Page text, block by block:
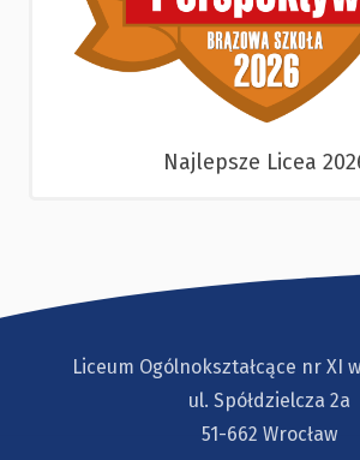
Najlepsze Licea
Liceum Ogólnokształcące nr XI
ul. Spółdzielcza 2a
51-662 Wrocław